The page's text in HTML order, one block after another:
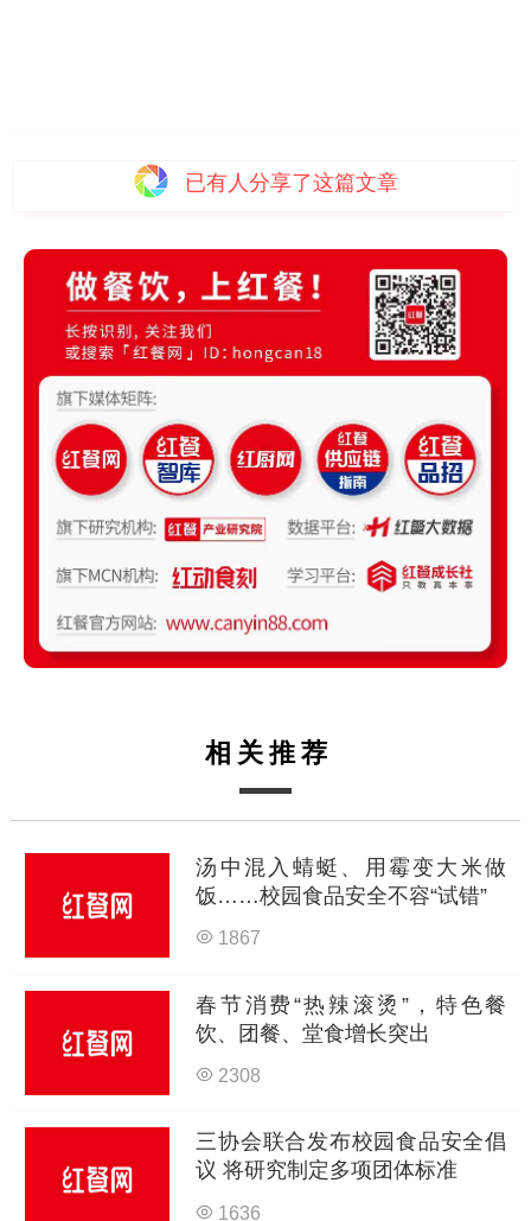
已有人分享了这篇文章
相关推荐
汤中混入蜻蜓、用霉变大米做
饭……校园食品安全不容“试错”
1867
春节消费“热辣滚烫”，特色餐
饮、团餐、堂食增长突出
2308
三协会联合发布校园食品安全倡
议 将研究制定多项团体标准
1636